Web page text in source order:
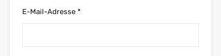
E-Mail-Adresse *